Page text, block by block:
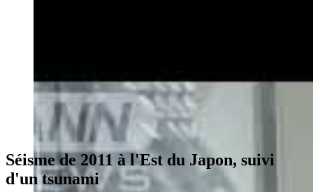
Séisme de 2011 à l'Est du Japon, suivi
d'un tsunami